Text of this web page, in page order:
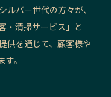
ルバー世代の方々が、
・清掃サービス」と
供を通じて、顧客様や
。